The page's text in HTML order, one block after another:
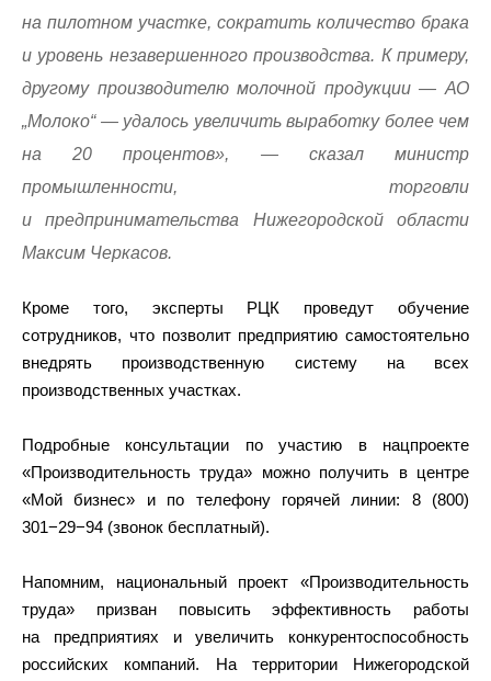
на пилотном участке, сократить количество брака
и уровень незавершенного производства. К примеру,
другому производителю молочной продукции — АО
„Молоко“ — удалось увеличить выработку более чем
на 20 процентов», — сказал министр
промышленности, торговли
и предпринимательства Нижегородской области
Максим Черкасов.
Кроме того, эксперты РЦК проведут обучение
сотрудников, что позволит предприятию самостоятельно
внедрять производственную систему на всех
производственных участках.
Подробные консультации по участию в нацпроекте
«Производительность труда» можно получить в центре
«Мой бизнес» и по телефону горячей линии: 8 (800)
301−29−94 (звонок бесплатный).
Напомним, национальный проект «Производительность
труда» призван повысить эффективность работы
на предприятиях и увеличить конкурентоспособность
российских компаний. На территории Нижегородской